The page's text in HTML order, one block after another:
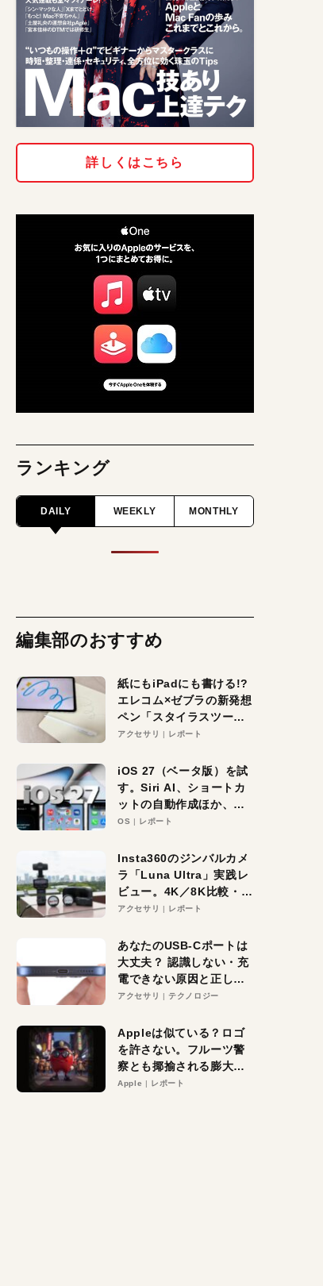
詳しくはこちら
ランキング
DAILY WEEKLY MONTHLY
編集部のおすすめ
紙にもiPadにも書ける!?
エレコム×ゼブラの新発想
ペン「スタイラスツーウ
ェイ」レビュー。持ち替
アクセサリ レポート
iOS 27（ベータ版）を試
す。Siri AI、ショートカ
ットの自動作成ほか、期
待大の便利機能5選。
る未来はすぐそこ！
OS レポート
Insta360のジンバルカメ
ラ「Luna Ultra」実践レ
ビュー。4K／8K比較・ズ
ーム・夜間撮影をチェッ
アクセサリ レポート
あなたのUSB-Cポートは
大丈夫？ 認識しない・充
電できない原因と正しい
対策
アクセサリ テクノロジー
Appleは似ている？ロゴ
を許さない。フルーツ警
察とも揶揄される膨大な
異議申し立て。対象は非
Apple レポート